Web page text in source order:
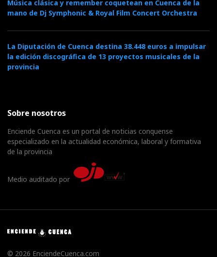
Música clásica y remember coquetean en Cuenca de la
mano de Dj Symphonic & Royal Film Concert Orchestra
La Diputación de Cuenca destina 38.448 euros a impulsar
la edición discográfica de 13 proyectos musicales de la
provincia
Sobre nosotros
Enciende Cuenca es un portal de noticias conquense
especializado en la actualidad económica, laboral y formativa
de la provincia
Medio auditado por
© 2026 EnciendeCuenca.com